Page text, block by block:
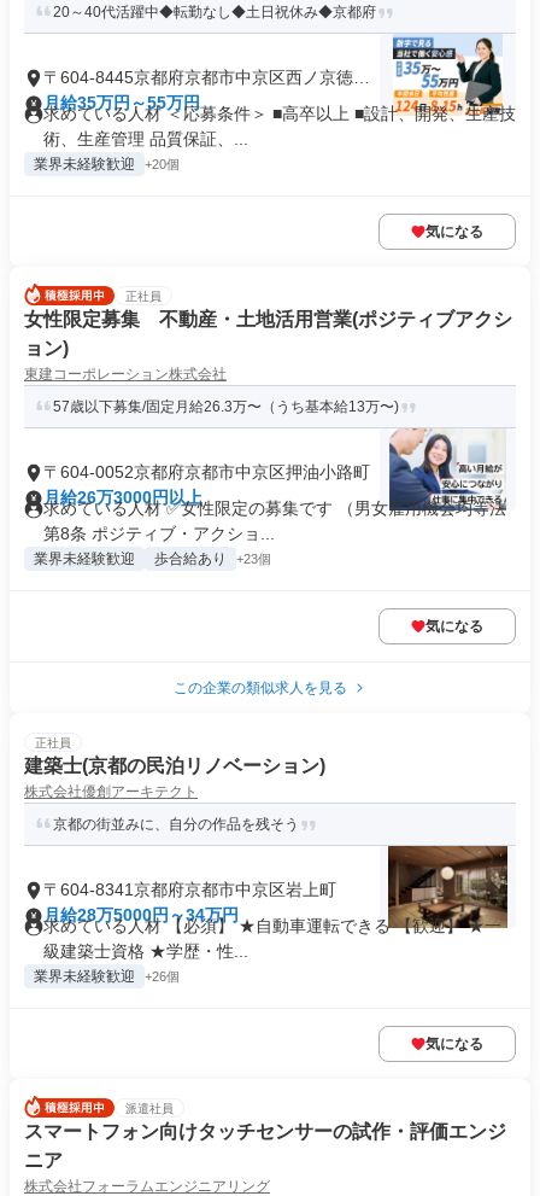
20～40代活躍中◆転勤なし◆土日祝休み◆京都府
〒604-8445京都府京都市中京区西ノ京徳大
寺町
月給35万円～55万円
求めている人材 ＜応募条件＞ ■高卒以上 ■設計、開発、生産技
術、生産管理 品質保証、...
業界未経験歓迎 +20個
気になる
正社員
女性限定募集 不動産・土地活用営業(ポジティブアクシ
ョン)
東建コーポレーション株式会社
57歳以下募集/固定月給26.3万〜（うち基本給13万〜)
〒604-0052京都府京都市中京区押油小路町
月給26万3000円以上
求めている人材 ✅女性限定の募集です （男女雇用機会均等法
第8条 ポジティブ・アクショ...
業界未経験歓迎 歩合給あり +23個
気になる
この企業の類似求人を見る
正社員
建築士(京都の民泊リノベーション)
株式会社優創アーキテクト
京都の街並みに、自分の作品を残そう
〒604-8341京都府京都市中京区岩上町
月給28万5000円～34万円
求めている人材 【必須】 ★自動車運転できる 【歓迎】 ★一
級建築士資格 ★学歴・性...
業界未経験歓迎 +26個
気になる
派遣社員
スマートフォン向けタッチセンサーの試作・評価エンジ
ニア
株式会社フォーラムエンジニアリング